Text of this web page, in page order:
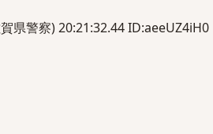
県警察) 20:21:32.44 ID:aeeUZ4iH0